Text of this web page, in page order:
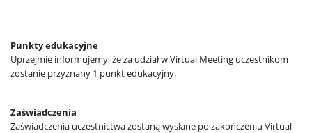
Punkty edukacyjne
Uprzejmie informujemy, że za udział w Virtual Meeting uczestnikom
zostanie przyznany 1 punkt edukacyjny.
Zaświadczenia
Zaświadczenia uczestnictwa zostaną wysłane po zakończeniu Virtual